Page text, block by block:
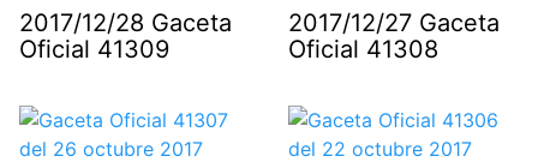
2017/12/28 Gaceta
Oficial 41309
2017/12/27 Gaceta
Oficial 41308